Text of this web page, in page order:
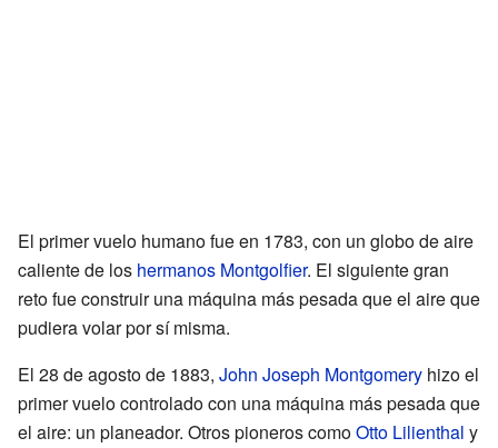
El primer vuelo humano fue en 1783, con un globo de aire
caliente de los hermanos Montgolfier. El siguiente gran
reto fue construir una máquina más pesada que el aire que
pudiera volar por sí misma.
El 28 de agosto de 1883, John Joseph Montgomery hizo el
primer vuelo controlado con una máquina más pesada que
el aire: un planeador. Otros pioneros comoOtto Lilienthal y